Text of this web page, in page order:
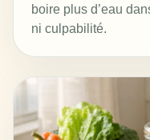
boire plus d’eau
ni culpabilité.